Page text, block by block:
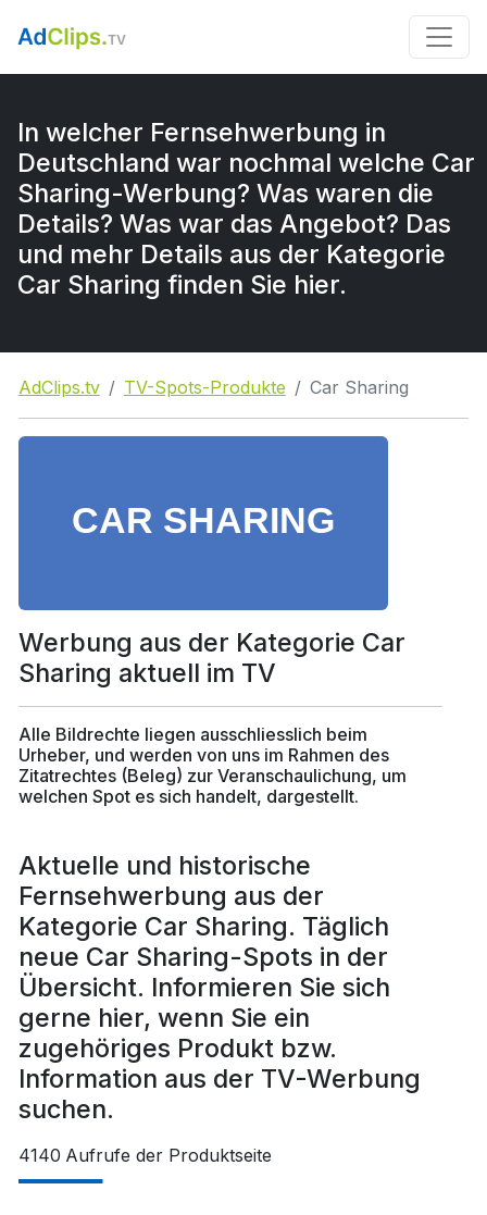
In welcher Fernsehwerbung in
Deutschland war nochmal welche Car
Sharing-Werbung? Was waren die
Details? Was war das Angebot? Das
und mehr Details aus der Kategorie
Car Sharing finden Sie hier.
AdClips.tv TV-Spots-Produkte Car Sharing
Werbung aus der Kategorie Car
Sharing aktuell im TV
Alle Bildrechte liegen ausschliesslich beim
Urheber, und werden von uns im Rahmen des
Zitatrechtes (Beleg) zur Veranschaulichung, um
welchen Spot es sich handelt, dargestellt.
Aktuelle und historische
Fernsehwerbung aus der
Kategorie Car Sharing. Täglich
neue Car Sharing-Spots in der
Übersicht. Informieren Sie sich
gerne hier, wenn Sie ein
zugehöriges Produkt bzw.
Information aus der TV-Werbung
suchen.
4140 Aufrufe der Produktseite